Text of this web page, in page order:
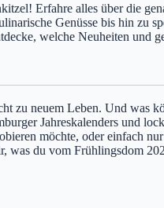
Erfahre alles über die
Genüsse bis hin zu
welche Neuheiten und
zu neuem Leben. Und was
Jahreskalenders und
möchte, oder einfach
du vom Frühlingsdom